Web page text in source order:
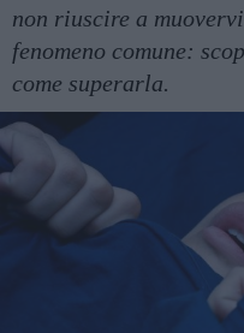
non riuscire a
fenomeno comune:
come superarla.